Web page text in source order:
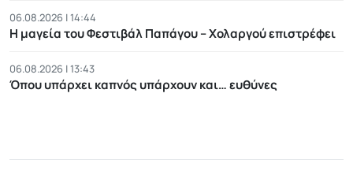
06.08.2026 | 14:44
Η μαγεία του Φεστιβάλ Παπάγου – Χολαργού επιστρέφει
06.08.2026 | 13:43
Όπου υπάρχει καπνός υπάρχουν και… ευθύνες